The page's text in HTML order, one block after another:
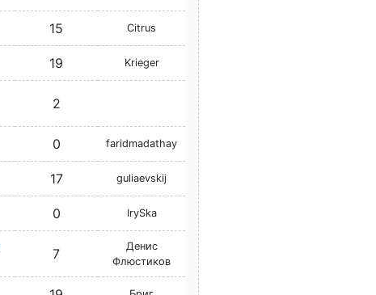
15 Citrus
19 Krieger
2
0 faridmadathay
17 guliaevskij
0 IrySka
7
Денис
Флюстиков